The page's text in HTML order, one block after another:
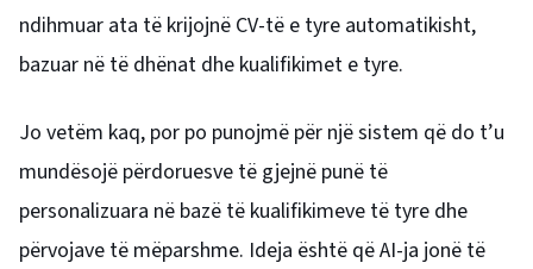
ndihmuar ata të krijojnë CV-të e tyre automatikisht,
bazuar në të dhënat dhe kualifikimet e tyre.
Jo vetëm kaq, por po punojmë për një sistem që do t’u
mundësojë përdoruesve të gjejnë punë të
personalizuara në bazë të kualifikimeve të tyre dhe
përvojave të mëparshme. Ideja është që AI-ja jonë të